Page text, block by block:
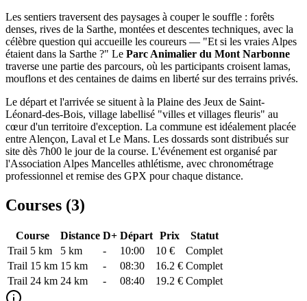
Les sentiers traversent des paysages à couper le souffle : forêts
denses, rives de la Sarthe, montées et descentes techniques, avec la
célèbre question qui accueille les coureurs — "Et si les vraies Alpes
étaient dans la Sarthe ?" Le Parc Animalier du Mont Narbonne
traverse une partie des parcours, où les participants croisent lamas,
mouflons et des centaines de daims en liberté sur des terrains privés.
Le départ et l'arrivée se situent à la Plaine des Jeux de Saint-
Léonard-des-Bois, village labellisé "villes et villages fleuris" au
cœur d'un territoire d'exception. La commune est idéalement placée
entre Alençon, Laval et Le Mans. Les dossards sont distribués sur
site dès 7h00 le jour de la course. L'événement est organisé par
l'Association Alpes Mancelles athlétisme, avec chronométrage
professionnel et remise des GPX pour chaque distance.
Courses (3)
Course Distance D+ Départ Prix
Statut
Trail 5 km
5 km - 10:00 10 €
Complet
Trail 15 km 15 km - 08:30 16.2 € Complet
Trail 24 km 24 km - 08:40 19.2 € Complet